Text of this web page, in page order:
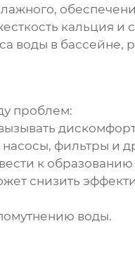
кальция
воды в бассейне,
проблем:
фильтры и
к
снизить
воды.